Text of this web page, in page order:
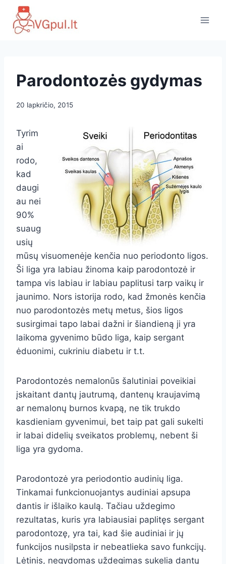
content
Parodontozės gydymas
20 lapkričio, 2015
Tyrim
ai
rodo,
kad
daugi
au nei
90%
suaug
usių
mūsų visuomenėje kenčia nuo periodonto ligos.
Ši liga yra labiau žinoma kaip parodontozė ir
tampa vis labiau ir labiau paplitusi tarp vaikų ir
jaunimo. Nors istorija rodo, kad žmonės kenčia
nuo parodontozės metų metus, šios ligos
susirgimai tapo labai dažni ir šiandieną ji yra
laikoma gyvenimo būdo liga, kaip sergant
ėduonimi, cukriniu diabetu ir t.t.
Parodontozės nemalonūs šalutiniai poveikiai
įskaitant dantų jautrumą, dantenų kraujavimą
ar nemalonų burnos kvapą, ne tik trukdo
kasdieniam gyvenimui, bet taip pat gali sukelti
ir labai didelių sveikatos problemų, nebent ši
liga yra gydoma.
Parodontozė yra periodontio audinių liga.
Tinkamai funkcionuojantys audiniai apsupa
dantis ir išlaiko kaulą. Tačiau uždegimo
rezultatas, kuris yra labiausiai paplitęs sergant
parodontozę, yra tai, kad šie audiniai ir jų
funkcijos nusilpsta ir nebeatlieka savo funkcijų.
Lėtinis, negydomas uždegimas sukelia dantų